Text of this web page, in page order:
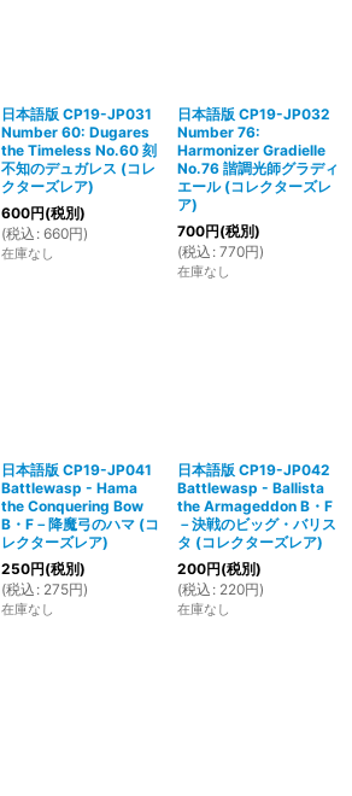
日本語版 CP19-JP031
Number 60: Dugares
the Timeless No.60 刻
不知のデュガレス (コレ
クターズレア)
600円(税別)
(税込 : 660円)
在庫なし
日本語版 CP19-JP032
Number 76:
Harmonizer Gradielle
No.76 諧調光師グラディ
エール (コレクターズレ
ア)
700円(税別)
(税込 : 770円)
在庫なし
日本語版 CP19-JP041
Battlewasp - Hama
the Conquering Bow
B・F－降魔弓のハマ (コ
レクターズレア)
250円(税別)
(税込 : 275円)
在庫なし
日本語版 CP19-JP042
Battlewasp - Ballista
the Armageddon B・F
－決戦のビッグ・バリス
タ (コレクターズレア)
200円(税別)
(税込 : 220円)
在庫なし